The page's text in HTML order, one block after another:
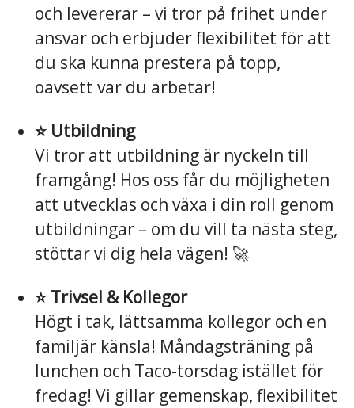
och levererar – vi tror på frihet under
ansvar och erbjuder flexibilitet för att
du ska kunna prestera på topp,
oavsett var du arbetar!
⭐️ Utbildning
Vi tror att utbildning är nyckeln till
framgång! Hos oss får du möjligheten
att utvecklas och växa i din roll genom
utbildningar – om du vill ta nästa steg,
stöttar vi dig hela vägen! 🚀
⭐️ Trivsel & Kollegor
Högt i tak, lättsamma kollegor och en
familjär känsla! Måndagsträning på
lunchen och Taco-torsdag istället för
fredag! Vi gillar gemenskap, flexibilitet